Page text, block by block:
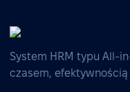
System HRM typu All-
czasem, efektywnością